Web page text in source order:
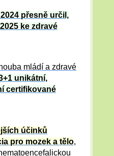
přesně určil,
ke zdravé
mládí a zdravé
unikátní,
certifikované
účinků
pro mozek a tělo,